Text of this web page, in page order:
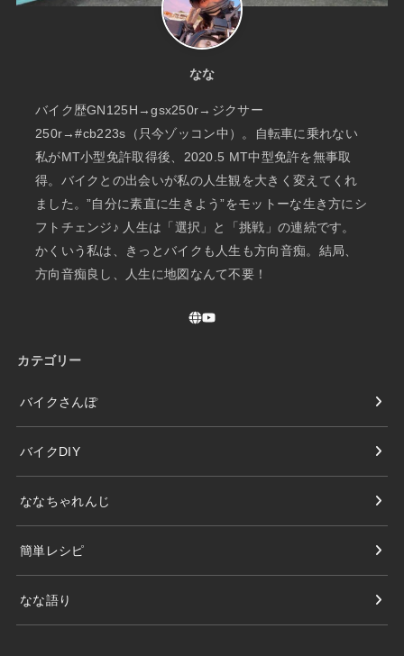
なな
バイク歴GN125H→gsx250r→ジクサー
250r→#cb223s（只今ゾッコン中）。自転車に乗れない
私がMT小型免許取得後、2020.5 MT中型免許を無事取
得。バイクとの出会いが私の人生観を大きく変えてくれ
ました。”自分に素直に生きよう”をモットーな生き方にシ
フトチェンジ♪ 人生は「選択」と「挑戦」の連続です。
かくいう私は、きっとバイクも人生も方向音痴。結局、
方向音痴良し、人生に地図なんて不要！
カテゴリー
バイクさんぽ
バイクDIY
ななちゃれんじ
簡単レシピ
なな語り